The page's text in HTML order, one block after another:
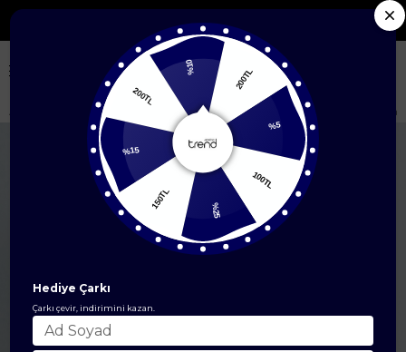
Seçili Yeni Sezon Ürünlerde %50'ye Varan
EŞARP Sura İpek Eşarp Armine Saf İpek Sura
%10
200TL
%5
100TL
%25
150TL
%15
200TL
Hediye Çarkı
Çarkı çevir, indirimini kazan.